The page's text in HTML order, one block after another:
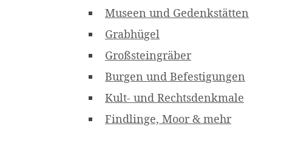
Museen und Gedenkstätten
Grabhügel
Großsteingräber
Burgen und Befestigungen
Kult- und Rechtsdenkmale
Findlinge, Moor & mehr